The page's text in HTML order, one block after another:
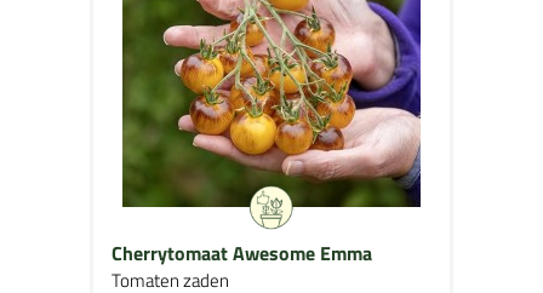
Cherrytomaat Awesome Emma
Tomaten zaden